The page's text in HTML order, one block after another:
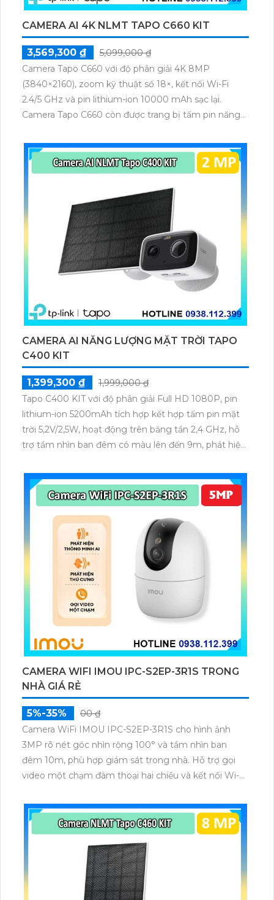
CAMERA AI 4K NLMT TAPO C660 KIT
3,569,300 ₫
5,099,000 ₫
Camera Tapo C660 với độ phân giải 4K 8MP
(3840×2160), zoom kỹ thuật số 18×, kết nối Wi-Fi
2.4/5 GHz và pin lithium-ion 10000 mAh sạc lại.
Camera Tapo C660 còn được trang bị tấm pin năng
thú cưng, phương tiện, lưu trữ thẻ microSD tối đa 512
GB.
CAMERA AI NĂNG LƯỢNG MẶT TRỜI TAPO
C400 KIT
1,399,300 ₫
1,999,000 ₫
Tapo C400 KIT với độ phân giải Full HD 1080P, pin
lithium-ion 5200mAh tích hợp kết hợp tấm pin mặt
trời 5,2V/2,5W, hoạt động trên băng tần 2,4 GHz, hỗ
trợ tầm nhìn ban đêm có màu lên đến 9m, phát hiện
dữ liệu qua thẻ microSD lên đến 512GB.
CAMERA WIFI IMOU IPC-S2EP-3R1S TRONG
NHÀ GIÁ RẺ
5%-35%
00 ₫
Camera WiFi IMOU IPC-S2EP-3R1S cho hình ảnh
3MP rõ nét góc nhìn rộng 100° và tầm nhìn ban
đêm 10m, phù hợp giám sát trong nhà. Hỗ trợ gọi
video một chạm đàm thoại hai chiều và kết nối Wi-Fi
microSD tối đa 256GB hoặc lưu đám mây dễ lắp đặt
cho gia đình và văn phòng nhỏ.